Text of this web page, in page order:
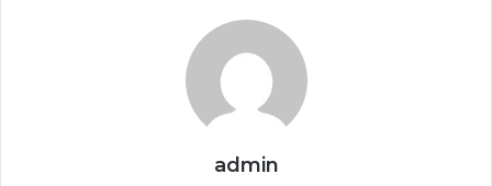
admin